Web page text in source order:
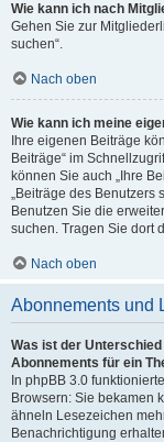
Wie kann ich nach
Gehen Sie zur
suchen“.
Nach oben
Wie kann ich meine
Ihre eigenen Beiträge
Beiträge“ im
können Sie auch „Ihre
„Beiträge des Benutzers
Benutzen Sie die
suchen. Tragen Sie dort
Nach oben
Abonnements und
Was ist der
Abonnements für ein
In phpBB 3.0
Browsern: Sie bekamen
ähneln Lesezeichen
Benachrichtigung